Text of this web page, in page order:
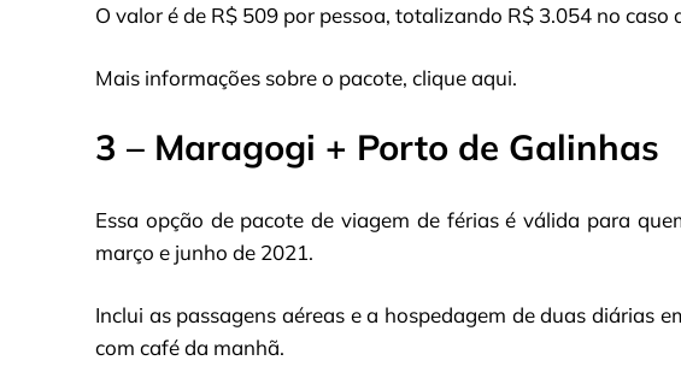
O valor é de R$ 509 por pessoa, totalizando R$ 3.054 no caso
Mais informações sobre o pacote, clique aqui.
3 – Maragogi + Porto de Galinhas
Essa opção de pacote de viagem de férias é válida para
março e junho de 2021.
Inclui as passagens aéreas e a hospedagem de duas diárias
com café da manhã.